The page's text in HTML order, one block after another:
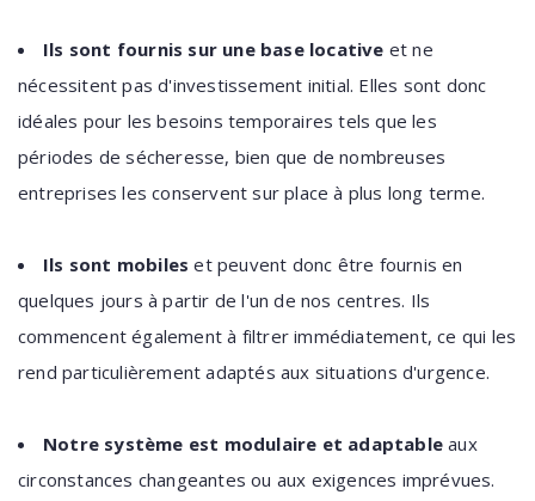
Ils sont fournis sur une base locative et ne
nécessitent pas d'investissement initial. Elles sont donc
idéales pour les besoins temporaires tels que les
périodes de sécheresse, bien que de nombreuses
entreprises les conservent sur place à plus long terme.
Ils sont mobileset peuvent donc être fournis en
quelques jours à partir de l'un de nos centres. Ils
commencent également à filtrer immédiatement, ce qui les
rend particulièrement adaptés aux situations d'urgence.
Notre système est modulaire et adaptableaux
circonstances changeantes ou aux exigences imprévues.